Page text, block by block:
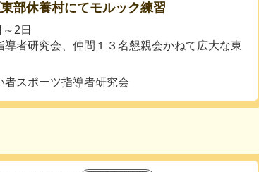
部休養村にてモルック練習
2日
導者研究会、仲間１３名懇親会かねて広大な東
スポーツ指導者研究会